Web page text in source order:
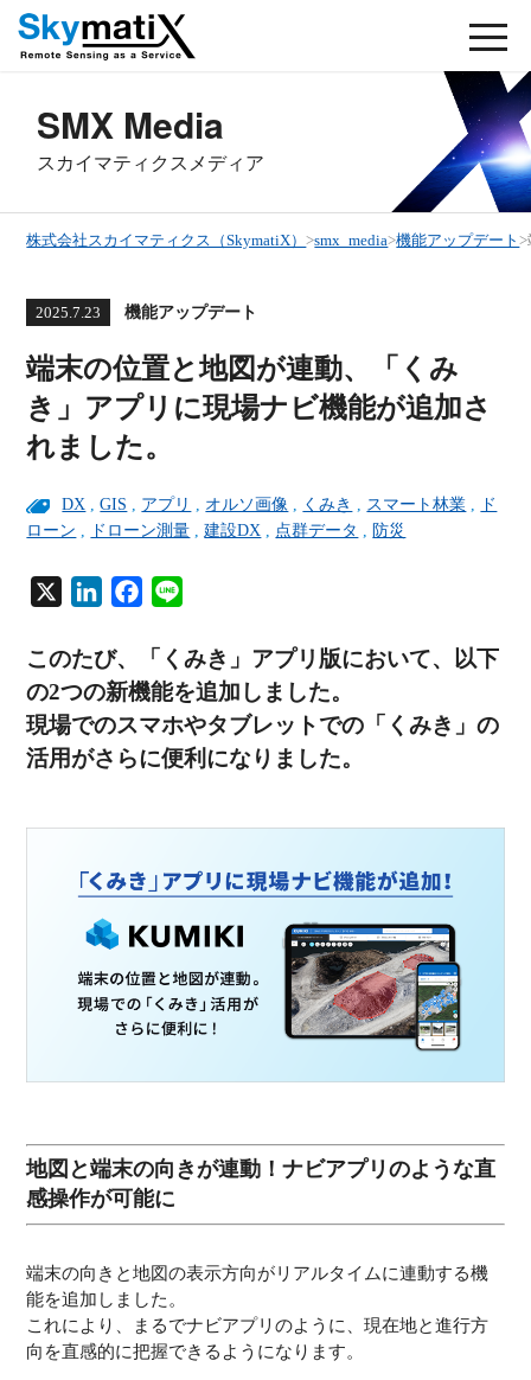
SMX Media
スカイマティクスメディア
株式会社スカイマティクス（SkymatiX）>smx_media>機能アップデート>
2025.7.23 機能アップデート
端末の位置と地図が連動、「くみ
き」アプリに現場ナビ機能が追加さ
れました。
DX ,GIS , アプリ , オルソ画像 , くみき , スマート林業 ,
ド
ローン , ドローン測量 ,建設DX , 点群データ , 防災
X
n
k
e
d
I
e
b
o
n
e
このたび、「くみき」アプリ版において、以下
の2つの新機能を追加しました。
現場でのスマホやタブレットでの「くみき」の
活用がさらに便利になりました。
地図と端末の向きが連動！ナビアプリのような直
感操作が可能に
端末の向きと地図の表示方向がリアルタイムに連動する機
能を追加しました。
これにより、まるでナビアプリのように、現在地と進行方
向を直感的に把握できるようになります。